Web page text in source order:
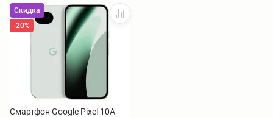
Скидка
-20%
Смартфон Google Pixel 10A